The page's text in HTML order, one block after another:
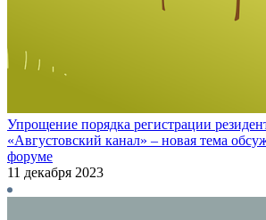
Упрощение порядка регистрации
«Августовский канал» – новая тема
форуме
11 декабря 2023